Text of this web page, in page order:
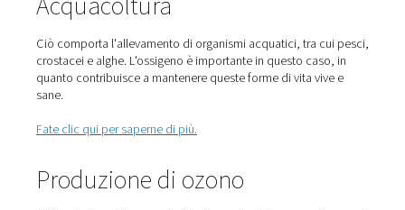
alta purezza. Questo viene gestito in una camera
con una maschera. Aumenta il contenuto di ossigeno
sanguigno e accelera la guarigione.
Fate clic qui per saperne di più.